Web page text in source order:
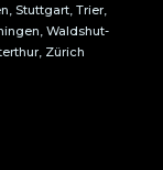
Stuttgart, Trier,
Waldshut-
Zürich